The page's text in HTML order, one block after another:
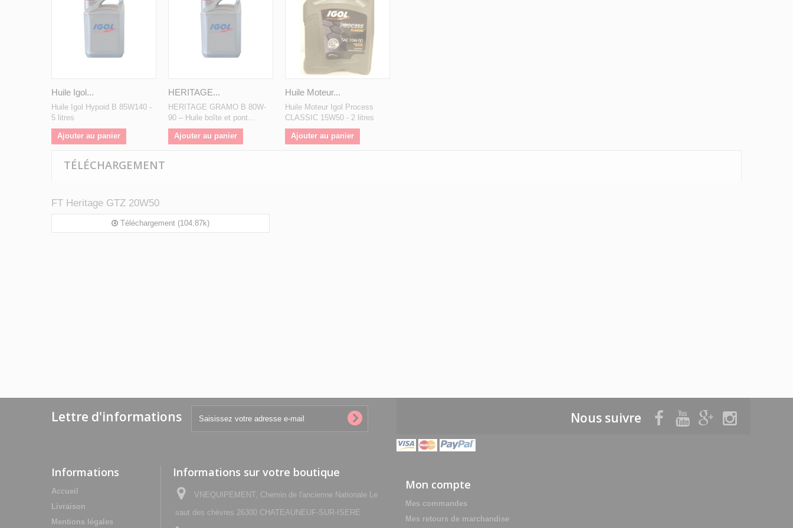
Huile Igol...
Huile Igol Hypoid B 85W140 -
5 litres
Ajouter au panier
HERITAGE...
HERITAGE GRAMO B 80W-
90 – Huile boîte et pont...
Ajouter au panier
Huile Moteur...
Huile Moteur Igol Process
CLASSIC 15W50 - 2 litres
Ajouter au panier
TÉLÉCHARGEMENT
FT Heritage GTZ 20W50
Téléchargement (104.87k)
Lettre d'informations Nous suivre
Informations
Accueil
Livraison
Mentions légales
Informations sur votre boutique
VNEQUIPEMENT, Chemin de l'ancienne Nationale Le
saut des chèvres 26300 CHATEAUNEUF-SUR-ISERE
Mon compte
Mes commandes
Mes retours de marchandise